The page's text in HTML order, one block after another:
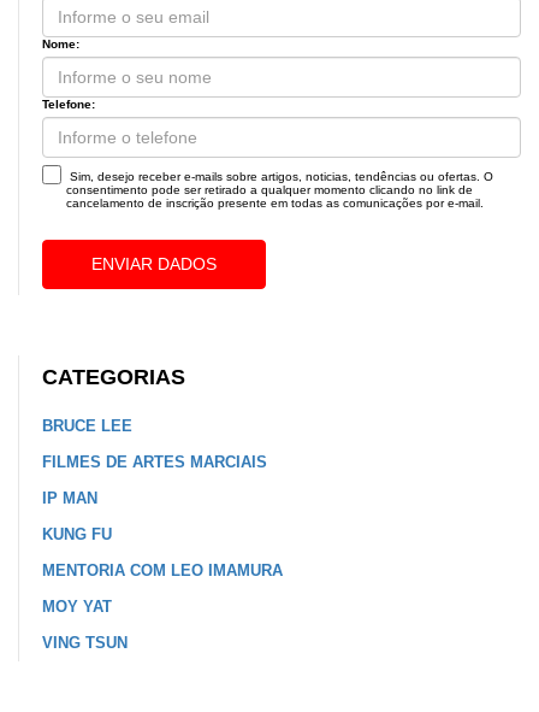
Nome:
Telefone:
Sim, desejo receber e-mails sobre artigos, noticias, tendências ou ofertas. O
consentimento pode ser retirado a qualquer momento clicando no link de
cancelamento de inscrição presente em todas as comunicações por e-mail.
ENVIAR DADOS
CATEGORIAS
BRUCE LEE
FILMES DE ARTES MARCIAIS
IP MAN
KUNG FU
MENTORIA COM LEO IMAMURA
MOY YAT
VING TSUN